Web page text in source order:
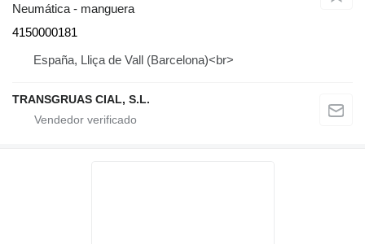
Neumática - manguera
4150000181
España, Lliça de Vall (Barcelona)<br>
TRANSGRUAS CIAL, S.L.